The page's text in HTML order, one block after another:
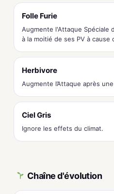
Folle Furie
Augmente l'Attaque Spéciale
à la moitié de ses PV à cause
Herbivore
Augmente l’Attaque après
Ciel Gris
Ignore les effets du climat.
Chaîne d'évolution